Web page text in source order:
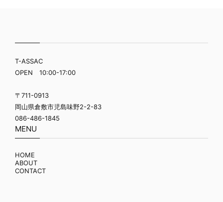
T-ASSAC
OPEN 10:00-17:00
〒711-0913
岡山県倉敷市児島味野2-2-83
086-486-1845
MENU
HOME
ABOUT
CONTACT